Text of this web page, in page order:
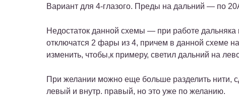
Вариант для 4-глазого. Преды на дальний — по
Недостаток данной схемы — при работе дальняка
отключатся 2 фары из 4, причем в данной схеме
изменить, чтобы,к примеру, светил дальний на
При желании можно еще больше разделить нити,
левый и внутр. правый, но это уже по желанию.